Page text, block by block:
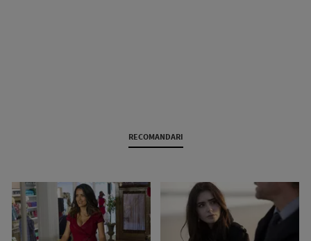
RECOMANDARI